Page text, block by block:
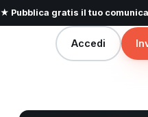
★ Pubblica gratis il tuo
Accedi